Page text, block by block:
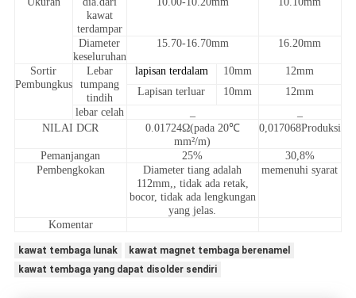
kawat
terdampar
Diameter
keseluruhan
15.70-16.70mm 16.20mm
Sortir
Pembungkus
Lebar
tumpang
tindih
lapisan terdalam 10mm
12mm
Lapisan terluar
10mm
12mm
lebar celah
NILAI DCR
0.01724Ω(pada 20℃
mm²/m)
0,017068Produksi
Pemanjangan 25%
30,8%
Pembengkokan
Diameter tiang adalah
112mm,, tidak ada retak,
bocor, tidak ada lengkungan
yang jelas.
memenuhi syarat
Komentar
kawat tembaga lunak
kawat magnet tembaga berenamel
kawat tembaga yang dapat disolder sendiri